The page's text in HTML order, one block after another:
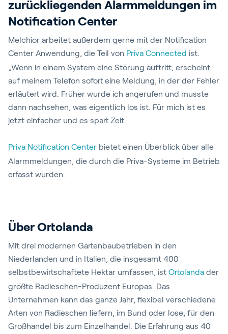
zurückliegenden Alarmmeldungen im
Notification Center
Melchior arbeitet außerdem gerne mit der Notification
Center Anwendung, die Teil von Priva Connected ist.
„Wenn in einem System eine Störung auftritt, erscheint
auf meinem Telefon sofort eine Meldung, in der der Fehler
erläutert wird. Früher wurde ich angerufen und musste
dann nachsehen, was eigentlich los ist. Für mich ist es
jetzt einfacher und es spart Zeit.
Priva Notification Center bietet einen Überblick über alle
Alarmmeldungen, die durch die Priva-Systeme im Betrieb
erfasst wurden.
Über Ortolanda
Mit drei modernen Gartenbaubetrieben in den
Niederlanden und in Italien, die insgesamt 400
selbstbewirtschaftete Hektar umfassen, ist Ortolanda der
größte Radieschen-Produzent Europas. Das
Unternehmen kann das ganze Jahr, flexibel verschiedene
Arten von Radieschen liefern, im Bund oder lose, für den
Großhandel bis zum Einzelhandel. Die Erfahrung aus 40